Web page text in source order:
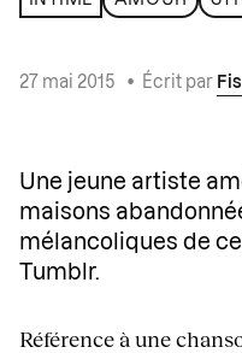
27 mai 2015 • Écrit par
Une jeune artiste
maisons
mélancoliques de
Tumblr.
Référence à une